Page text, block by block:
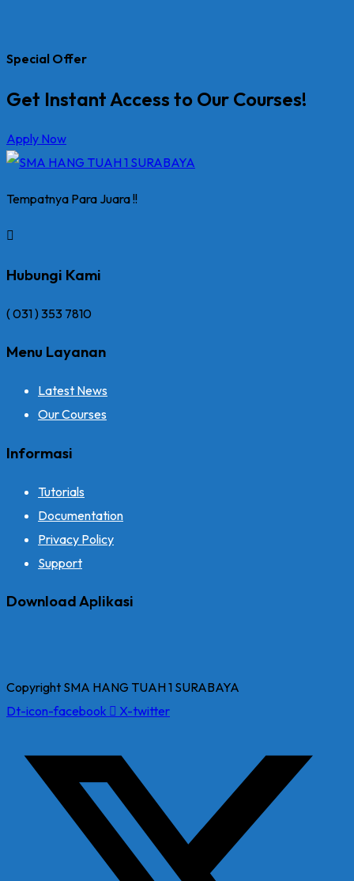
Special Offer
Get Instant Access to Our Courses!
Apply Now
Tempatnya Para Juara !!
Hubungi Kami
( 031 ) 353 7810
Menu Layanan
Latest News
Our Courses
Informasi
Tutorials
Documentation
Privacy Policy
Support
Download Aplikasi
Copyright SMA HANG TUAH 1 SURABAYA
Dt-icon-facebook
X-twitter